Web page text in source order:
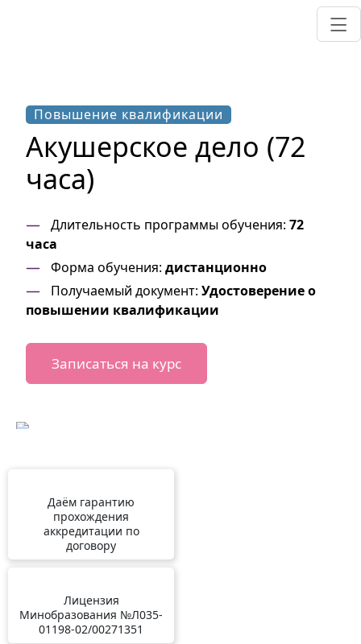
Повышение квалификации
Акушерское дело (72
часа)
Длительность программы обучения: 72
часа
Форма обучения: дистанционно
Получаемый документ: Удостоверение о
повышении квалификации
Записаться на курс
Даём гарантию
прохождения
аккредитации по
договору
Лицензия
Минобразования №Л035-
01198-02/00271351